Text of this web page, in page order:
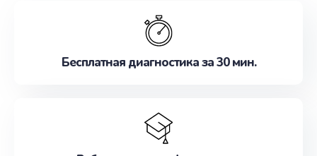
наилучшим образом. Не медлите записаться на
Бесплатная диагностика за 30 мин.